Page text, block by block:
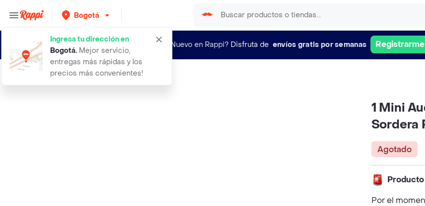
Bogotá
Ingresa tu dirección en
Bogotá. Mejor servicio,
entregas más rápidas y los
precios más convenientes!
¿Nuevo en Rappi? Disfruta de envíos gratis por semanas Registrarme
1 mini audifono amplificador auditi
1 Mini
Sordera
Agotado
Por el